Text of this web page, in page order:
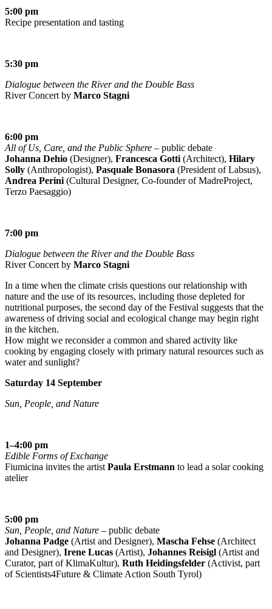
5:00 pm
Recipe presentation and tasting
5:30 pm
Dialogue between the River and the Double Bass
River Concert by Marco Stagni
6:00 pm
All of Us, Care, and the Public Sphere – public debate
Johanna Dehio (Designer), Francesca Gotti (Architect), Hilary
Solly (Anthropologist), Pasquale Bonasora (President of Labsus),
Andrea Perini (Cultural Designer, Co-founder of MadreProject,
Terzo Paesaggio)
7:00 pm
Dialogue between the River and the Double Bass
River Concert by Marco Stagni
In a time when the climate crisis questions our relationship with
nature and the use of its resources, including those depleted for
nutritional purposes, the second day of the Festival suggests that the
awareness of driving social and ecological change may begin right
in the kitchen.
How might we reconsider a common and shared activity like
cooking by engaging closely with primary natural resources such as
water and sunlight?
Saturday 14 September
Sun, People, and Nature
1–4:00 pm
Edible Forms of Exchange
Fiumicina invites the artist Paula Erstmann to lead a solar cooking
atelier
5:00 pm
Sun, People, and Nature – public debate
Johanna Padge (Artist and Designer), Mascha Fehse (Architect
and Designer), Irene Lucas (Artist), Johannes Reisigl (Artist and
Curator, part of KlimaKultur), Ruth Heidingsfelder (Activist, part
of Scientists4Future & Climate Action South Tyrol)